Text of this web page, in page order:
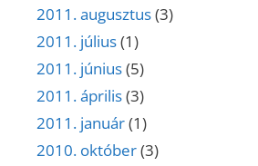
2011. augusztus(3)
2011. július(1)
2011. június(5)
2011. április(3)
2011. január(1)
2010. október(3)